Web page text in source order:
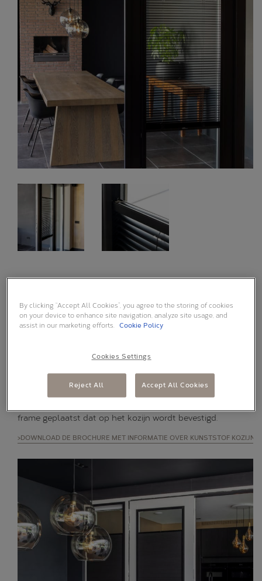
ZONDER BOREN
kozijnen niet beschadigen bij het monteren van
raambekleding, terwijl je wél een mooi product voor het
raam wilt. Daarom heeft Zonnelux speciaal het magneet-
frame geplaatst dat op het kozijn wordt bevestigd.
>DOWNLOAD DE BROCHURE MET INFORMATIE OVER KUNSTSTOF
By clicking “Accept All Cookies”, you agree to the storing of cookies
on your device to enhance site navigation, analyze site usage, and
assist in our marketing efforts.
Cookie Policy
Cookies Settings
Reject All Accept All Cookies